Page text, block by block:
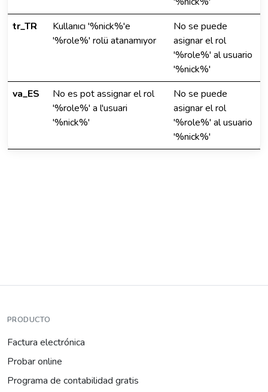
tr_TR
Kullanıcı '%nick%'e
'%role%' rolü atanamıyor
No se puede
asignar el rol
'%role%' al usuario
'%nick%'
va_ES
No es pot assignar el rol
'%role%' a l'usuari
'%nick%'
No se puede
asignar el rol
'%role%' al usuario
'%nick%'
PRODUCTO
Factura electrónica
Probar online
Programa de contabilidad gratis